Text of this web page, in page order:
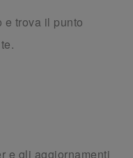
e trova il punto
e gli aggiornamenti